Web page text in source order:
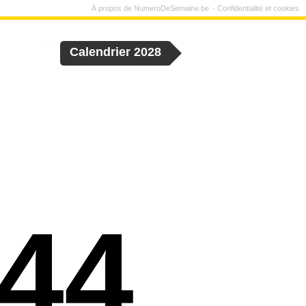
Calendrier 2028
À propos de NumeroDeSemaine.be Confidentialité et cookies